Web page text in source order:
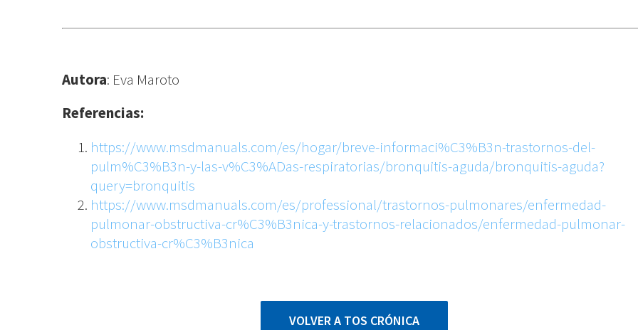
Autora: Eva Maroto
Referencias:
https://www.msdmanuals.com/es/hogar/breve-informaci%C3%B3n-trastornos-del-
pulm%C3%B3n-y-las-v%C3%ADas-respiratorias/bronquitis-aguda/bronquitis-aguda?
query=bronquitis
https://www.msdmanuals.com/es/professional/trastornos-pulmonares/enfermedad-
pulmonar-obstructiva-cr%C3%B3nica-y-trastornos-relacionados/enfermedad-pulmonar-
obstructiva-cr%C3%B3nica
VOLVER A TOS CRÓNICA